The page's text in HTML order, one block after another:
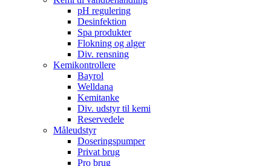
pH regulering
Desinfektion
Spa produkter
Flokning og alger
Div. rensning
Kemikontrollere
Bayrol
Welldana
Kemitanke
Div. udstyr til kemi
Reservedele
Måleudstyr
Doseringspumper
Privat brug
Pro brug